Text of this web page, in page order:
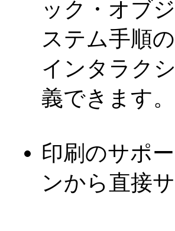
ック・オブ
ステム手順
インタラク
義できます。
印刷のサポ
ンから直接